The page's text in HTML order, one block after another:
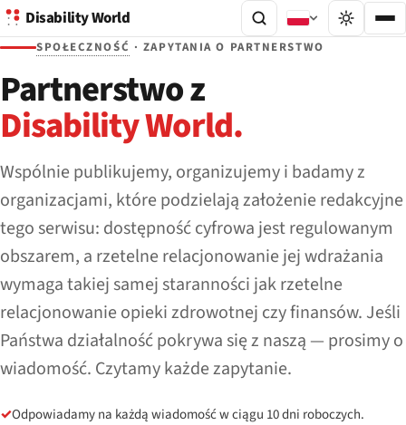
Disability World
SPOŁECZNOŚĆ · ZAPYTANIA O PARTNERSTWO
Partnerstwo z
Disability World.
Wspólnie publikujemy, organizujemy i badamy z
organizacjami, które podzielają założenie redakcyjne
tego serwisu: dostępność cyfrowa jest regulowanym
obszarem, a rzetelne relacjonowanie jej wdrażania
wymaga takiej samej staranności jak rzetelne
relacjonowanie opieki zdrowotnej czy finansów. Jeśli
Państwa działalność pokrywa się z naszą — prosimy o
wiadomość. Czytamy każde zapytanie.
✓Odpowiadamy na każdą wiadomość w ciągu 10 dni roboczych.